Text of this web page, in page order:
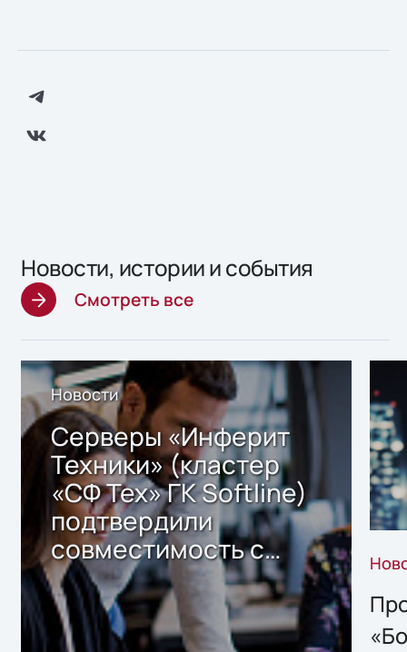
Новости, истории и события
Смотреть все
Новости
Серверы «Инферит
Техники» (кластер
«СФ Тех» ГК Softline)
подтвердили
совместимость с
решением Sharx
Storage 2.x для
хранения данных